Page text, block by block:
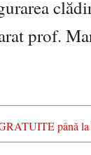
prof.
până la